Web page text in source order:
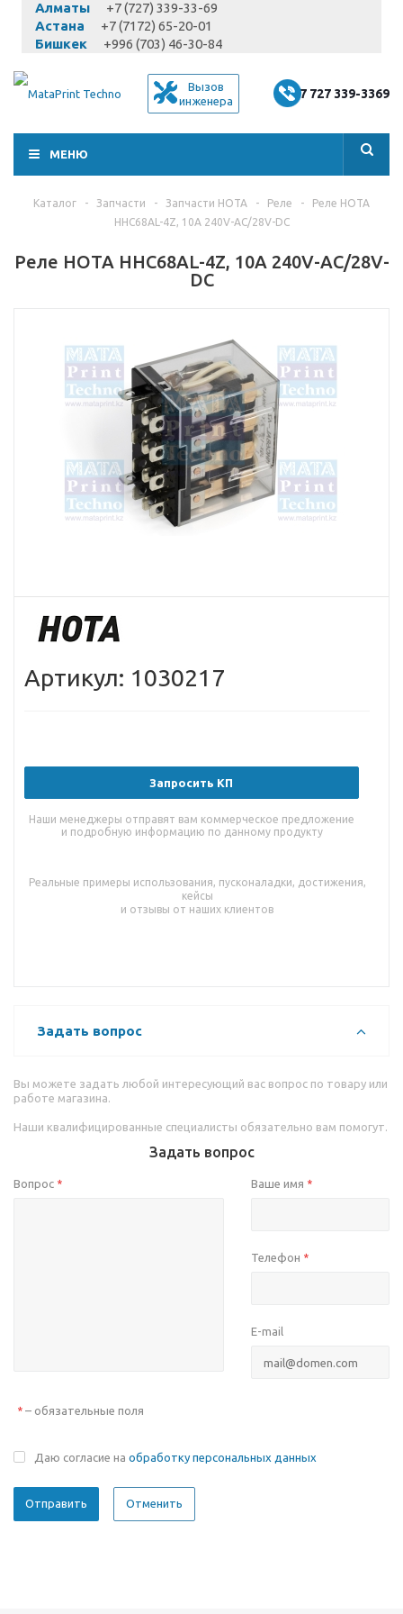
Алматы
+7 (727) 339-33-69
Астана
+7 (7172) 65-20-01
Бишкек
+996 (703) 46-30-84
Вызов
инженера
+7 727 339-3369
МЕНЮ
Каталог - Запчасти - Запчасти HOTA - Реле -
Реле HOTA
HHC68AL-4Z, 10A 240V-AC/28V-DC
Реле HOTA HHC68AL-4Z, 10A 240V-AC/28V-
DC
Артикул: 1030217
Запросить КП
Наши менеджеры отправят вам коммерческое предложение
и подробную информацию по данному продукту
Реальные примеры использования, пусконаладки, достижения,
кейсы
и отзывы от наших клиентов
Задать вопрос
Вы можете задать любой интересующий вас вопрос по товару или
работе магазина.
Наши квалифицированные специалисты обязательно вам помогут.
Задать вопрос
Вопрос * Ваше имя *
Телефон *
E-mail
* – обязательные поля
Даю согласие на обработку персональных данных
Отменить